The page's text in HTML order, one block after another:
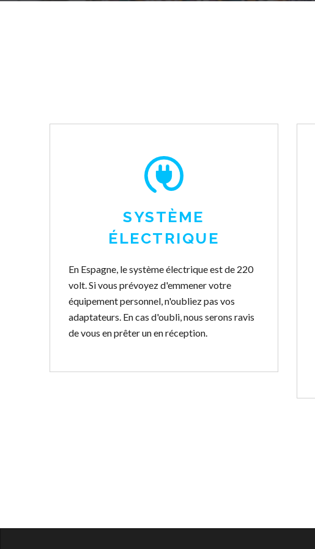
SYSTÈME
ÉLECTRIQUE
En Espagne, le système électrique est de 220
volt. Si vous prévoyez d'emmener votre
équipement personnel, n'oubliez pas vos
adaptateurs. En cas d'oubli, nous serons ravis
de vous en prêter un en réception.